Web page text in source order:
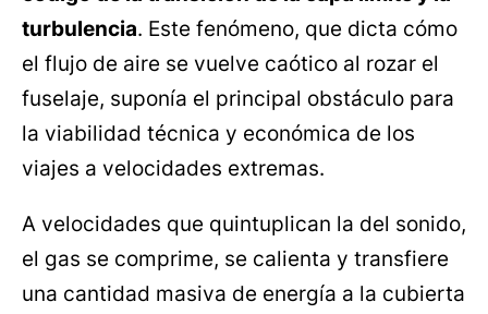
turbulencia. Este fenómeno, que dicta cómo
el flujo de aire se vuelve caótico al rozar el
fuselaje, suponía el principal obstáculo para
la viabilidad técnica y económica de los
viajes a velocidades extremas.
A velocidades que quintuplican la del sonido,
el gas se comprime, se calienta y transfiere
una cantidad masiva de energía a la cubierta